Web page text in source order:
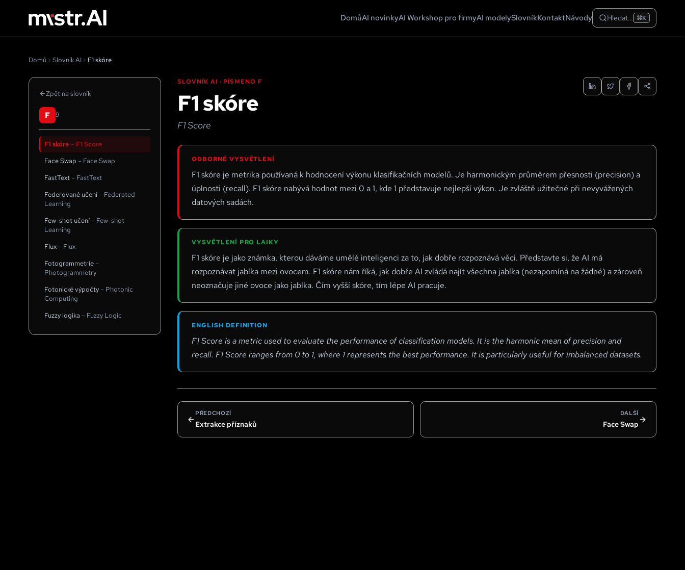
DomůAI novinkyAI Workshop pro firmyAI modelySlovníkKontaktNávody Hledat… ⌘K
Domů Slovník AI F1 skóre
Zpět na slovník
F 9
F1 skóre – F1 Score
Face Swap – Face Swap
FastText– FastText
Federované učení– Federated
Learning
Few-shot učení– Few-shot
Learning
Flux– Flux
Fotogrammetrie–
Photogrammetry
Fotonické výpočty– Photonic
Computing
Fuzzy logika – Fuzzy Logic
SLOVNÍK AI · PÍSMENO F
F1 skóre
F1 Score
ODBORNÉ VYSVĚTLENÍ
F1 skóre je metrika používaná k hodnocení výkonu klasifikačních modelů. Je harmonickým průměrem přesnosti (precision) a
úplnosti (recall). F1 skóre nabývá hodnot mezi 0 a 1, kde 1 představuje nejlepší výkon. Je zvláště užitečné při nevyvážených
datových sadách.
VYSVĚTLENÍ PRO LAIKY
F1 skóre je jako známka, kterou dáváme umělé inteligenci za to, jak dobře rozpoznává věci. Představte si, že AI má
rozpoznávat jablka mezi ovocem. F1 skóre nám říká, jak dobře AI zvládá najít všechna jablka (nezapomíná na žádné) a zároveň
neoznačuje jiné ovoce jako jablka. Čím vyšší skóre, tím lépe AI pracuje.
ENGLISH DEFINITION
F1 Score is a metric used to evaluate the performance of classification models. It is the harmonic mean of precision and
recall. F1 Score ranges from 0 to 1, where 1 represents the best performance. It is particularly useful for imbalanced datasets.
PŘEDCHOZÍ
Extrakce příznaků
DALŠÍ
Face Swap